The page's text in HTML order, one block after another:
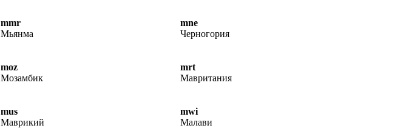
mmr
Мьянма
mne
Черногория
moz
Мозамбик
mrt
Мавритания
mus
Маврикий
mwi
Малави